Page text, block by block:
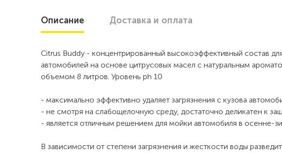
Описание Доставка и оплата
Citrus Buddy - концентрированный высокоэффективный состав
автомобилей на основе цитрусовых масел с натуральным
объемом 8 литров. Уровень ph 10
- максимально эффективно удаляет загрязнения с кузова
- не смотря на слабощелочную среду, достаточно деликатен к
- является отличным решением для мойки автомобиля в осенне-
В зависимости от степени загрязнения и жесткости воды